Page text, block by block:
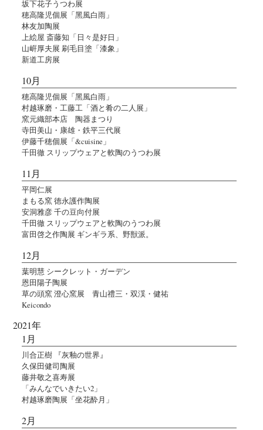
坂下花子うつわ展
穂高隆児個展「黑風白雨」
林友加陶展
上絵屋 斎藤知「日々是好日」
山㟁厚夫展 刷毛目塗「漆象」
新道工房展
10月
穂高隆児個展「黑風白雨」
村越琢磨・工藤工「酒と肴の二人展」
窯元織部本店 陶器まつり
寺田美山・康雄・鉄平三代展
伊藤千穂個展「&cuisine」
千田徹 スリップウェアと軟陶のうつわ展
11月
平岡仁展
まもる窯 徳永護作陶展
安洞雅彦 千の豆向付展
千田徹 スリップウェアと軟陶のうつわ展
富田啓之作陶展 ギンギラ系、野獣派。
12月
葉明慧 シークレット・ガーデン
恩田陽子陶展
草の頭窯 澄心窯展 青山禮三・双渓・健祐
Keicondo
2021年
1月
川合正樹 『灰釉の世界』
久保田健司陶展
藤井敬之喜寿展
「みんなでいきたい2」
村越琢磨陶展「坐花酔月」
2月